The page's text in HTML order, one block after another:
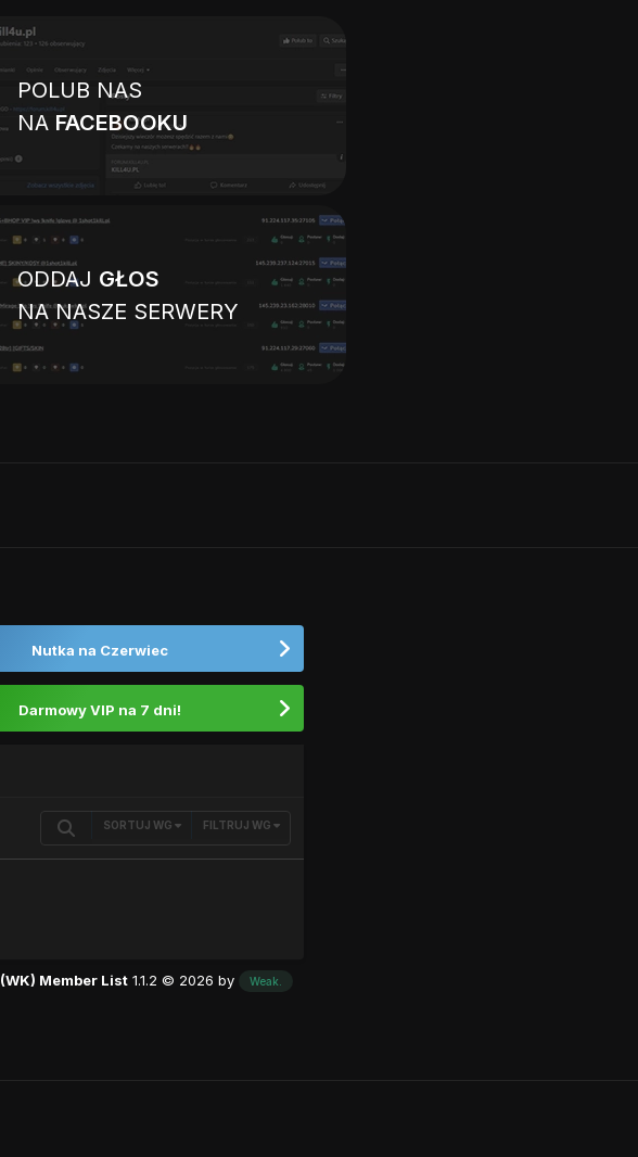
POLUB NAS
NA FACEBOOKU
ODDAJ GŁOS
NA NASZE SERWERY
Nutka na Czerwiec
Darmowy VIP na 7 dni!
SORTUJ WG FILTRUJ WG
(WK) Member List 1.1.2 © 2026 by Weak.